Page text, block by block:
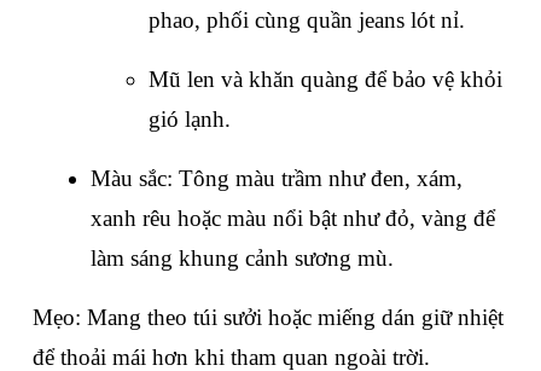
phao, phối cùng quần jeans lót nỉ.
Mũ len và khăn quàng để bảo vệ khỏi
gió lạnh.
Màu sắc: Tông màu trầm như đen, xám,
xanh rêu hoặc màu nổi bật như đỏ, vàng để
làm sáng khung cảnh sương mù.
Mẹo: Mang theo túi sưởi hoặc miếng dán giữ nhiệt
để thoải mái hơn khi tham quan ngoài trời.